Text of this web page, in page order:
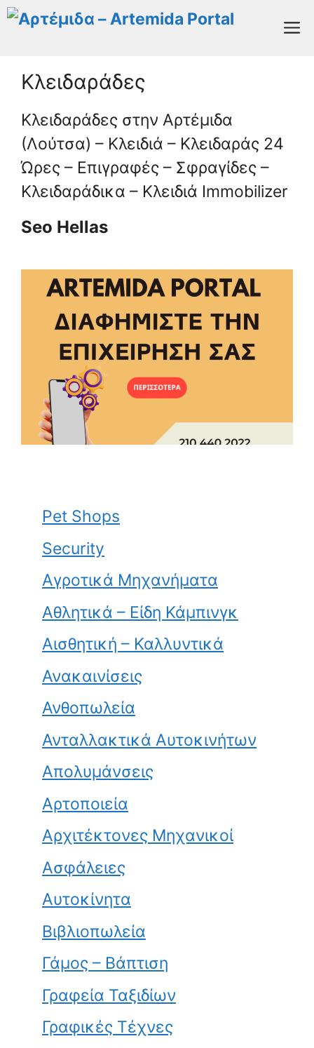
Μετάβαση
Κλειδαράδες
Κλειδαράδες στην Αρτέμιδα
(Λούτσα) – Κλειδιά – Κλειδαράς 24
Ώρες – Επιγραφές – Σφραγίδες –
Κλειδαράδικα – Κλειδιά Ιmmobilizer
Seo Hellas
Pet Shops
Security
Αγροτικά Μηχανήματα
Αθλητικά – Είδη Κάμπινγκ
Αισθητική – Καλλυντικά
Ανακαινίσεις
Ανθοπωλεία
Ανταλλακτικά Αυτοκινήτων
Απολυμάνσεις
Αρτοποιεία
Αρχιτέκτονες Μηχανικοί
Ασφάλειες
Αυτοκίνητα
Βιβλιοπωλεία
Γάμος – Βάπτιση
Γραφεία Ταξιδίων
Γραφικές Τέχνες